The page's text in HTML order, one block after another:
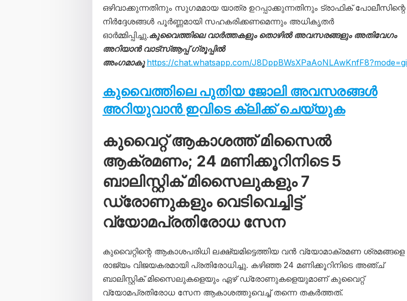
ഒഴിവാക്കുന്നതിനും സുഗമമായ യാത്ര ഉറപ്പാക്കുന്നതിനും ട്രാഫിക് പോലീസിന്റെ
നിർദ്ദേശങ്ങൾ പൂർണ്ണമായി സഹകരിക്കണമെന്നും അധികൃതർ
ഓർമ്മിപ്പിച്ചു.കുവൈത്തിലെ വാർത്തകളും തൊഴിൽ അവസരങ്ങളും അതിവേഗം
അറിയാൻ വാട്സ്ആപ്പ് ഗ്രൂപ്പിൽ
അംഗമാകൂ https://chat.whatsapp.com/
കുവൈത്തിലെ പുതിയ ജോലി അവസരങ്ങൾ
അറിയുവാൻ ഇവിടെ ക്ലിക്ക് ചെയ്യുക
കുവൈറ്റ് ആകാശത്ത് മിസൈൽ
ആക്രമണം; 24 മണിക്കൂറിനിടെ 5
ബാലിസ്റ്റിക് മിസൈലുകളും 7
ഡ്രോണുകളും വെടിവെച്ചിട്ട്
വ്യോമപ്രതിരോധ സേന
കുവൈറ്റിന്റെ ആകാശപരിധി ലക്ഷ്യമിട്ടെത്തിയ വൻ വ്യോമാക്രമണ ശ്രമങ്ങളെ
രാജ്യം വിജയകരമായി പ്രതിരോധിച്ചു. കഴിഞ്ഞ 24 മണിക്കൂറിനിടെ അഞ്ച്
ബാലിസ്റ്റിക് മിസൈലുകളെയും ഏഴ് ഡ്രോണുകളെയുമാണ് കുവൈറ്റ്
വ്യോമപ്രതിരോധ സേന ആകാശത്തുവെച്ച് തന്നെ തകർത്തത്.